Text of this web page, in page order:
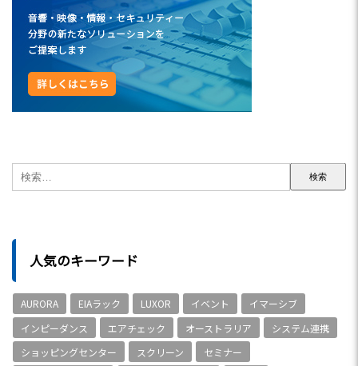
人気のキーワード
AURORA EIAラック LUXOR イベント
イマーシブ
インピーダンス
エアチェック オーストラリア
システム連携
ショッピングセンター
スクリーン
セミナー